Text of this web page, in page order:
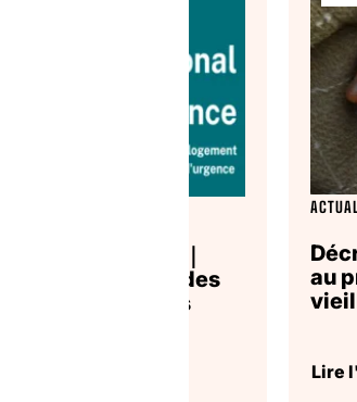
de-France｜
des demandes
et des réponses
au
Lire